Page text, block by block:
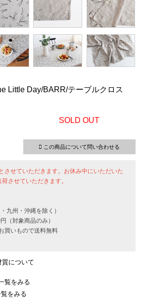
Little Day/BARR/テーブルクロス
SOLD OUT
この商品について問い合わせる
させていただきます。お休み中にいただいた
させていただきます。
九州・沖縄を除く）
（対象商品のみ）
買いもので送料無料
質について
覧をみる
をみる